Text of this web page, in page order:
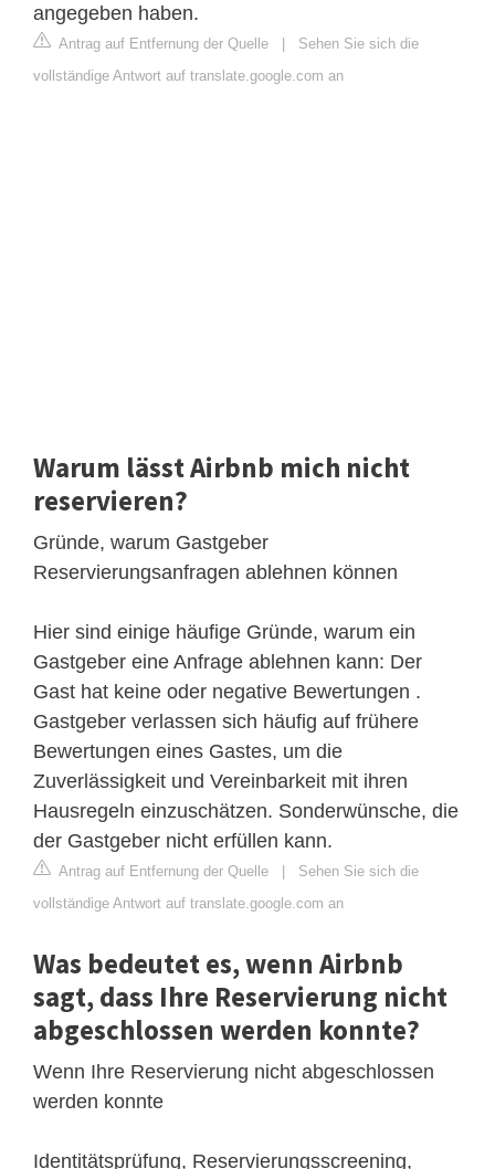
angegeben haben.
Antrag auf Entfernung der Quelle | Sehen Sie sich die
vollständige Antwort auf translate.google.com an
Warum lässt Airbnb mich nicht
reservieren?
Gründe, warum Gastgeber
Reservierungsanfragen ablehnen können
Hier sind einige häufige Gründe, warum ein
Gastgeber eine Anfrage ablehnen kann: Der
Gast hat keine oder negative Bewertungen .
Gastgeber verlassen sich häufig auf frühere
Bewertungen eines Gastes, um die
Zuverlässigkeit und Vereinbarkeit mit ihren
Hausregeln einzuschätzen. Sonderwünsche, die
der Gastgeber nicht erfüllen kann.
Antrag auf Entfernung der Quelle | Sehen Sie sich die
vollständige Antwort auf translate.google.com an
Was bedeutet es, wenn Airbnb
sagt, dass Ihre Reservierung nicht
abgeschlossen werden konnte?
Wenn Ihre Reservierung nicht abgeschlossen
werden konnte
Identitätsprüfung, Reservierungsscreening,